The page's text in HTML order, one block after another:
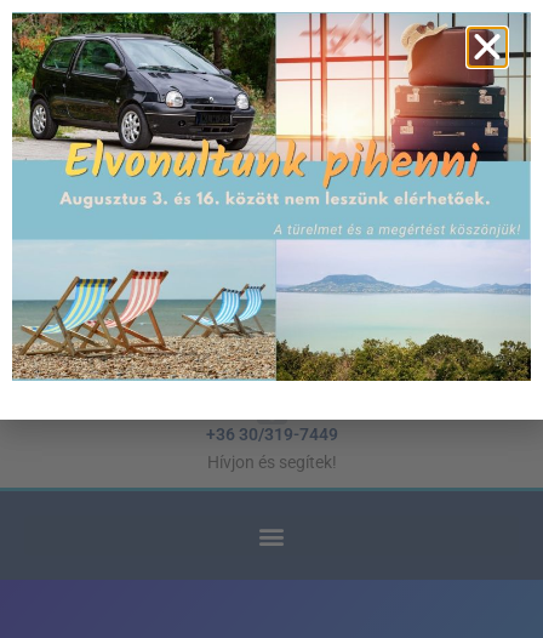
Weboldal és Webáruház készítés WordPress
alapokon
Hernyák Gábor egyéni vállalkozó
hernyak@gmail.com
Keressen e-mailben!
+36 30/319-7449
Hívjon és segítek!